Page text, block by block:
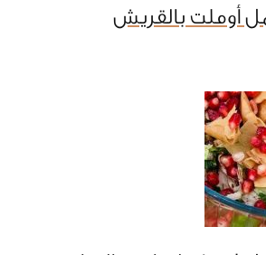
أوملت بالقريش